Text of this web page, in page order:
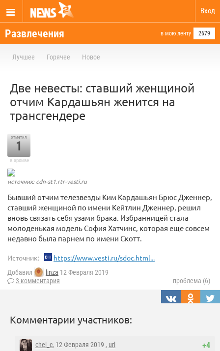
Вход
Развлечения в мою ленту 2679
Лучшее Горячее Новое
Две невесты: ставший женщиной
отчим Кардашьян женится на
трансгендере
отметил
1
в архиве
источник: cdn-st1.rtr-vesti.ru
Бывший отчим телезвезды Ким Кардашьян Брюс Дженнер,
ставший женщиной по имени Кейтлин Дженнер, решил
вновь связать себя узами брака. Избранницей стала
молоденькая модель София Хатчинс, которая еще совсем
недавно была парнем по имени Скотт.
Источник: https://www.vesti.ru/sdoc.html...
Добавил linza 12 Февраля 2019
3 комментария
проблема (6)
Комментарии участников:
+4
chel_c, 12 Февраля 2019 , url